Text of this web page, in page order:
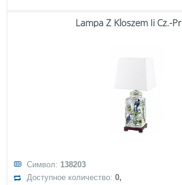
Lampa Z Kloszem Ii Cz.-
Символ: 138203
Доступное количество:0,